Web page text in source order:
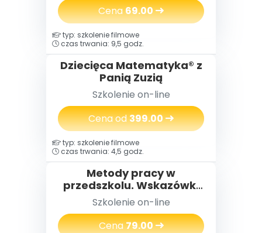
Cena69.00
typ: szkolenie filmowe
czas trwania: 9,5 godz.
Dziecięca Matematyka® z
Panią Zuzią
Szkolenie on-line
Cena od399.00
typ: szkolenie filmowe
czas trwania: 4,5 godz.
Metody pracy w
przedszkolu. Wskazówki
ułatwiające nauczycielom
organizowanie i
prowadzenie zajęć
Szkolenie on-line
Cena79.00